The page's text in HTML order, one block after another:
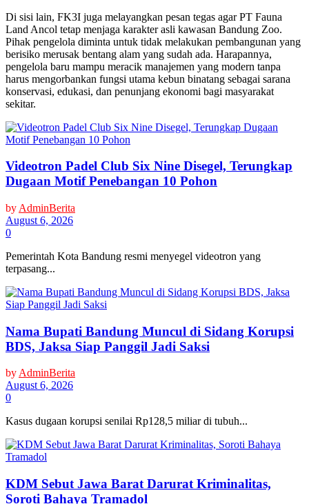
Di sisi lain, FK3I juga melayangkan pesan tegas agar PT Fauna
Land Ancol tetap menjaga karakter asli kawasan Bandung Zoo.
Pihak pengelola diminta untuk tidak melakukan pembangunan yang
berisiko merusak bentang alam yang sudah ada. Harapannya,
pengelola baru mampu meracik manajemen yang modern tanpa
harus mengorbankan fungsi utama kebun binatang sebagai sarana
konservasi, edukasi, dan penunjang ekonomi bagi masyarakat
sekitar.
Videotron Padel Club Six Nine Disegel, Terungkap
Dugaan Motif Penebangan 10 Pohon
by AdminBerita
August 6, 2026
0
Pemerintah Kota Bandung resmi menyegel videotron yang
terpasang...
Nama Bupati Bandung Muncul di Sidang Korupsi
BDS, Jaksa Siap Panggil Jadi Saksi
by AdminBerita
August 6, 2026
0
Kasus dugaan korupsi senilai Rp128,5 miliar di tubuh...
KDM Sebut Jawa Barat Darurat Kriminalitas,
Soroti Bahaya Tramadol